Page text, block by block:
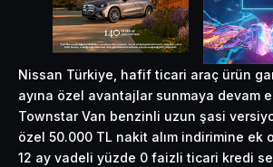
Nissan Türkiye, hafif ticari araç ürün
ayına özel avantajlar sunmaya devam
Townstar Van benzinli uzun şasi
özel 50.000 TL nakit alım indirimine ek
12 ay vadeli yüzde 0 faizli ticari kredi